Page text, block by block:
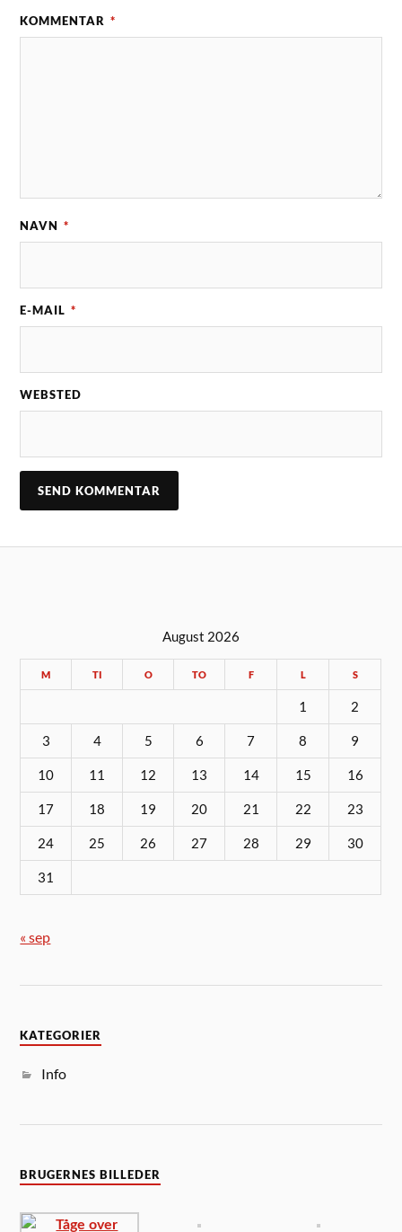
KOMMENTAR *
NAVN *
E-MAIL *
WEBSTED
August 2026
M TI O TO F L S
1 2
3 4 5 6 7 8 9
10 11 12 13 14 15 16
17 18 19 20 21 22 23
24 25 26 27 28 29 30
31
« sep
KATEGORIER
Info
BRUGERNES BILLEDER